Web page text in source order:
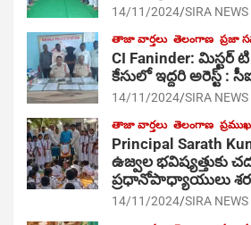
14/11/2024 SIRA NEWS
తాజా వార్తలు తెలంగాణ ప్రజా
CI Faninder: మిస్టర్
కేసులో ఇద్దరి అరెస్ట్ :
14/11/2024 SIRA NEWS
తాజా వార్తలు తెలంగాణ
Principal Sarath
ఉజ్వల భవిష్యత్తుకు
ప్రధానోపాధ్యాయులు
14/11/2024 SIRA NEWS